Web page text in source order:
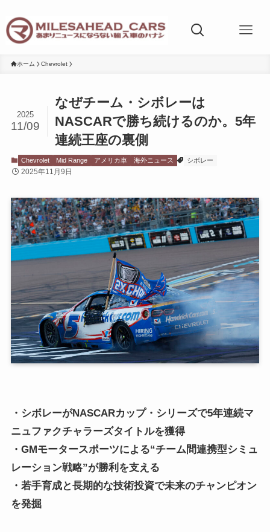
ホーム Chevrolet
なぜチーム・シボレーは
NASCARで勝ち続けるのか。5年
連続王座の裏側
2025
11/09
Chevrolet Mid Range アメリカ車 海外ニュース シボレー
2025年11月9日
・シボレーがNASCARカップ・シリーズで5年連続マ
ニュファクチャラーズタイトルを獲得
・GMモータースポーツによる“チーム間連携型シミュ
レーション戦略”が勝利を支える
・若手育成と長期的な技術投資で未来のチャンピオン
を発掘